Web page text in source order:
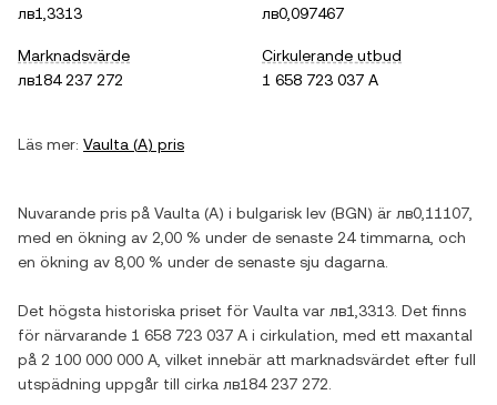
лв1,3313
лв0,097467
Marknadsvärde
лв184 237 272
Cirkulerande utbud
1 658 723 037 A
Läs mer: Vaulta (A) pris
Nuvarande pris på Vaulta (A) i bulgarisk lev (BGN) är лв0,11107
med en ökning av 2,00 % under de senaste 24 timmarna, och
en ökning av 8,00 % under de senaste sju dagarna.
Det högsta historiska priset för Vaulta var лв1,3313 . Det finns
för närvarande 1 658 723 037 A i cirkulation, med ett maxantal
på 2 100 000 000 A , vilket innebär att marknadsvärdet efter full
utspädning uppgår till cirka лв184 237 272